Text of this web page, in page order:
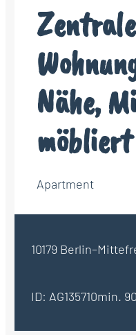
Nähe,
möbliert
Apartment
10179 Berlin–Mitte
ID: AG135710min.